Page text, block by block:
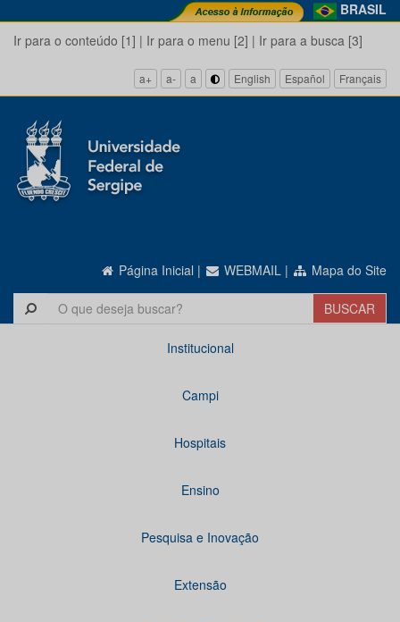
BRASIL
Ir para o conteúdo [1] | Ir para o menu [2] | Ir para a busca [3]
a+ a- a English Español Français
Página Inicial | WEBMAIL | Mapa do Site
Institucional
Campi
Hospitais
Ensino
Pesquisa e Inovação
Extensão